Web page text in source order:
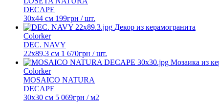
DECAPE
30x44 см 199грн / шт.
Декор из керамогранита
Colorker
DEC. NAVY
22x89,3 см 1 670грн / шт.
Мозаика из
Colorker
MOSAICO NATURA
DECAPE
30x30 см 5 069грн / м2